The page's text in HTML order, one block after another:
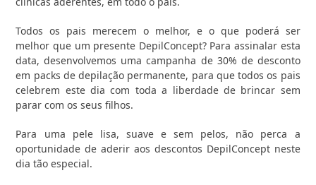
Todos os pais merecem o melhor, e o que poderá ser
melhor que um presente DepilConcept? Para assinalar esta
data, desenvolvemos uma campanha de 30% de desconto
em packs de depilação permanente, para que todos os pais
celebrem este dia com toda a liberdade de brincar sem
parar com os seus filhos.
Para uma pele lisa, suave e sem pelos, não perca a
oportunidade de aderir aos descontos DepilConcept neste
dia tão especial.